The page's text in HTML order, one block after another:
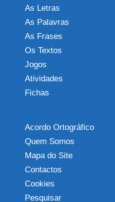
As Letras
As Palavras
As Frases
Os Textos
Jogos
Atividades
Fichas
Acordo Ortográfico
Quem Somos
Mapa do Site
Contactos
Cookies
Pesquisar